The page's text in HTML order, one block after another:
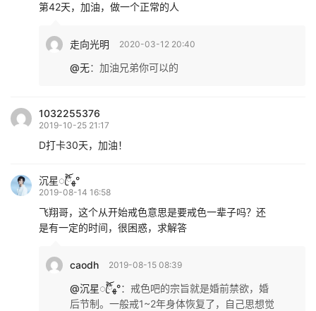
第42天，加油，做一个正常的人
走向光明 2020-03-12 20:40
@无： 加油兄弟你可以的
1032255376
2019-10-25 21:17
D打卡30天，加油！
沉星ꦿ໊ོﻬ°
2019-08-14 16:58
飞翔哥，这个从开始戒色意思是要戒色一辈子吗？还
是有一定的时间，很困惑，求解答
caodh 2019-08-15 08:39
@沉星ꦿ໊ོﻬ°： 戒色吧的宗旨就是婚前禁欲，婚
后节制。一般戒1~2年身体恢复了，自己思想觉